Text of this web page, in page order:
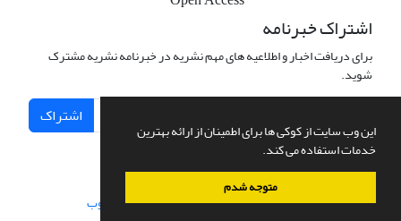
این وب سایت از کوکی ها برای اطمینان از ارائه بهترین
خدمات استفاده می کند.
متوجه شدم
اشتراک خبرنامه
برای دریافت اخبار و اطلاعیه های مهم نشریه در خبرنامه نشریه مشترک
شوید.
اشتراک
سامانه مدیریت نشریات علمی.طراحی و پیاده سازی از سیناوب